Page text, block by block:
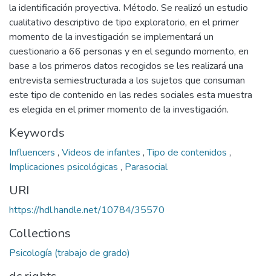
la identificación proyectiva. Método. Se realizó un estudio
cualitativo descriptivo de tipo exploratorio, en el primer
momento de la investigación se implementará un
cuestionario a 66 personas y en el segundo momento, en
base a los primeros datos recogidos se les realizará una
entrevista semiestructurada a los sujetos que consuman
este tipo de contenido en las redes sociales esta muestra
es elegida en el primer momento de la investigación.
Keywords
Influencers , Videos de infantes ,Tipo de contenidos ,
Implicaciones psicológicas , Parasocial
URI
https://hdl.handle.net/10784/35570
Collections
Psicología (trabajo de grado)